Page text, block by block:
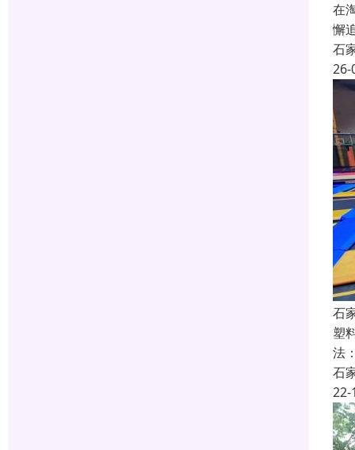
在
懈
石
26-
石
塑
法
石
22-